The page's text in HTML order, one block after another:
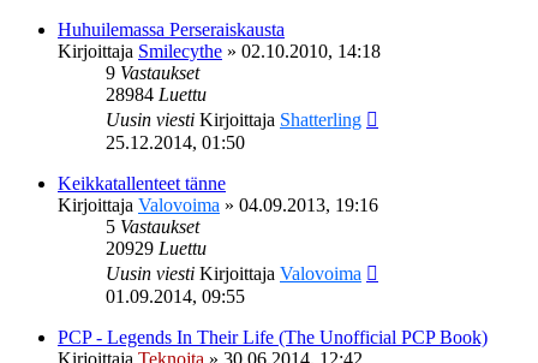
Huhuilemassa Perseraiskausta
Kirjoittaja Smilecythe » 02.10.2010, 14:18
9 Vastaukset
28984 Luettu
Uusin viesti Kirjoittaja Shatterling
25.12.2014, 01:50
Keikkatallenteet tänne
Kirjoittaja Valovoima » 04.09.2013, 19:16
5 Vastaukset
20929 Luettu
Uusin viesti Kirjoittaja Valovoima
01.09.2014, 09:55
PCP - Legends In Their Life (The Unofficial PCP Book)
Kirjoittaja Teknojta » 30.06.2014, 12:42